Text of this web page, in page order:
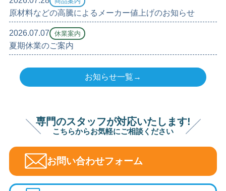
原材料などの高騰によるメーカー値上げのお知らせ
2026.07.07 休業案内
夏期休業のご案内
お知らせ一覧→
専門のスタッフが対応いたします!
こちらからお気軽にご相談ください
お問い合わせフォーム